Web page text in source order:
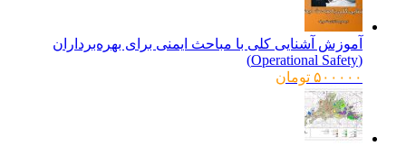
آموزش آشنایی کلی با مباحث ایمنی برای بهره‌برداران
۵۰۰۰۰۰ تومان